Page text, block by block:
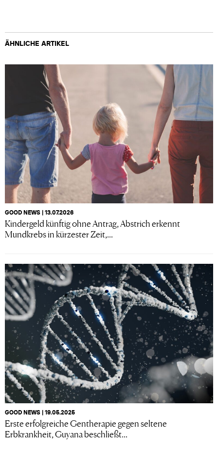
ÄHNLICHE ARTIKEL
GOOD NEWS | 13.07.2026
Kindergeld künftig ohne Antrag, Abstrich erkennt
Mundkrebs in kürzester Zeit,...
GOOD NEWS | 19.05.2025
Erste erfolgreiche Gentherapie gegen seltene
Erbkrankheit, Guyana beschließt...